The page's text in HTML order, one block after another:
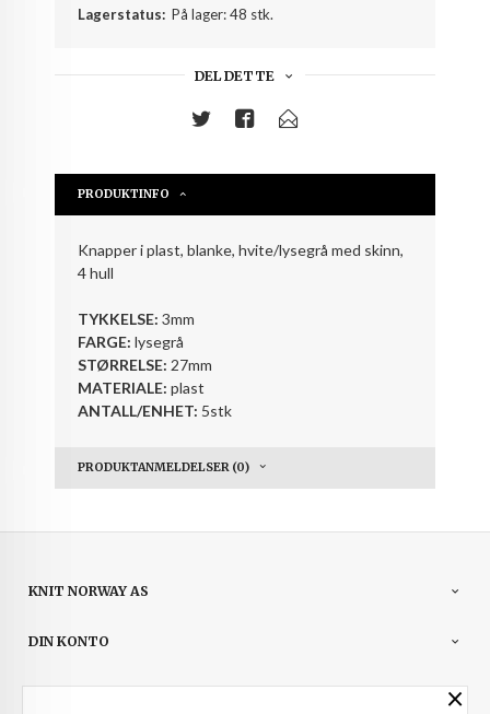
Lagerstatus: På lager: 48 stk.
DEL DETTE
PRODUKTINFO
Knapper i plast, blanke, hvite/lysegrå med skinn,
4 hull
TYKKELSE:3mm
FARGE: lysegrå
STØRRELSE: 27mm
MATERIALE: plast
ANTALL/ENHET: 5stk
PRODUKTANMELDELSER (0)
KNIT NORWAY AS
DIN KONTO
NYHETSBREV ×